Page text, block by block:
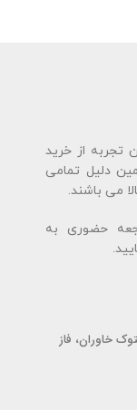
تجربه از خرید
دلیل تمامی
می باشند.
حضوری به
خاوران، فاز